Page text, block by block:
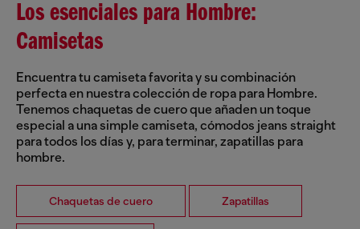
Los esenciales para Hombre:
Camisetas
Encuentra tu camiseta favorita y su combinación
perfecta en nuestra colección de ropa para Hombre.
Tenemos chaquetas de cuero que añaden un toque
especial a una simple camiseta, cómodos jeans straight
para todos los días y, para terminar, zapatillas para
hombre.
Chaquetas de cuero Zapatillas